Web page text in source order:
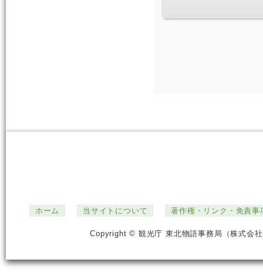
ホーム 当サイトについて 著作権・リンク・免責事
Copyright © 観光庁 東北物語事務局（株式会